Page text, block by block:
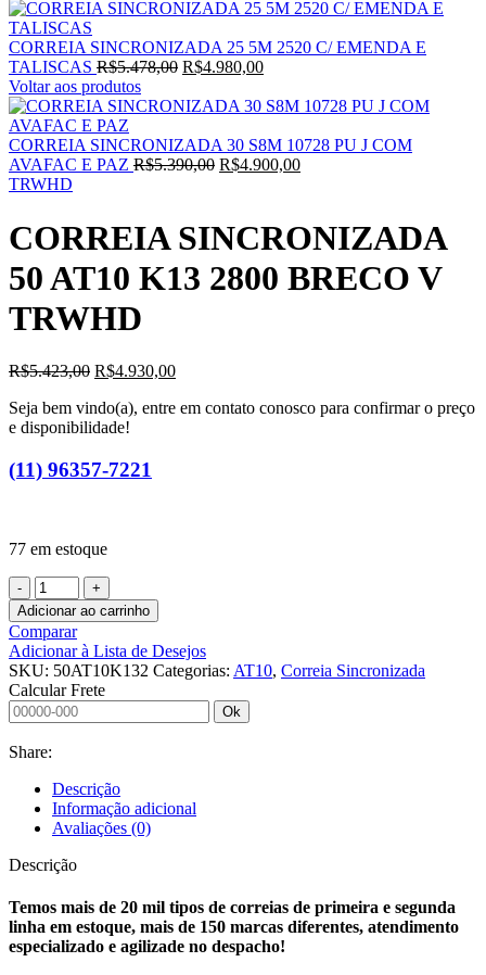
CORREIA SINCRONIZADA 25 5M 2520 C/ EMENDA E
TALISCAS R$5.478,00 O
original
R$5.478,00.
R$4.980,00O
atual
R$4.980,00.
Voltar aos produtos
CORREIA SINCRONIZADA 30 S8M 10728 PU J COM
AVAFAC E PAZ R$5.390,00 O
era:
R$5.390,00.
R$4.900,00O
é:
R$4.900,00.
TRWHD
CORREIA SINCRONIZADA
50 AT10 K13 2800 BRECO V
TRWHD
R$5.423,00 O
original
era:
R$4.930,00O
atual
Seja bem vindo(a), entre em contato conosco para confirmar o preço
e disponibilidade!
(11) 96357-7221
77 em estoque
CORREIA
SINCRONIZADA
50
AT10
K13
2800
BRECO
V
quantidade
Adicionar ao carrinho
Comparar
Adicionar à Lista de Desejos
SKU: 50AT10K132 Categorias: AT10, Correia Sincronizada
Calcular Frete
Ok
Share:
Descrição
Informação adicional
Avaliações (0)
Descrição
Temos mais de 20 mil tipos de correias de primeira e segunda
linha em estoque, mais de 150 marcas diferentes, atendimento
especializado e agilizade no despacho!